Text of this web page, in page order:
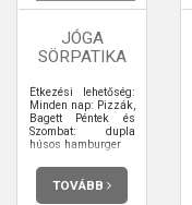
JÓGA
SÖRPATIKA
Étkezési lehetőség:
Minden nap: Pizzák,
Bagett Péntek és
Szombat: dupla
húsos hamburger
TOVÁBB